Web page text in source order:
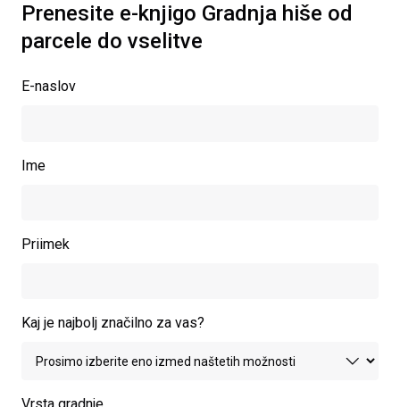
Prenesite e-knjigo Gradnja hiše od
parcele do vselitve
E-naslov
Ime
Priimek
Kaj je najbolj značilno za vas?
Vrsta gradnje